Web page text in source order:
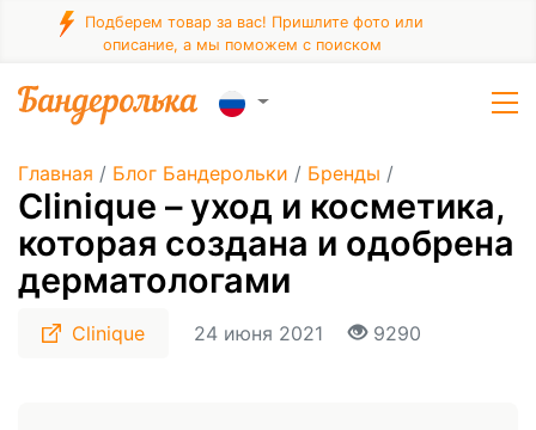
Подберем товар за вас! Пришлите фото или
описание, а мы поможем с поиском
Главная / Блог Бандерольки / Бренды /
Clinique – уход и косметика,
которая создана и одобрена
дерматологами
Clinique 24 июня 2021 9290